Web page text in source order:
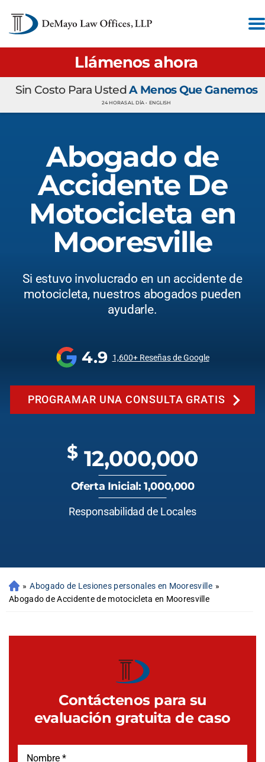
Llámenos ahora
Sin Costo Para UstedA Menos Que Ganemos
24 HORAS AL DÍA • ENGLISH
Abogado de
Accidente De
Motocicleta en
Mooresville
Si estuvo involucrado en un accidente de
motocicleta, nuestros abogados pueden
ayudarle.
4.9 1,600+ Reseñas de Google
PROGRAMAR UNA CONSULTA GRATIS
$ 12,000,000
Oferta Inicial: 1,000,000
Responsabilidad de Locales
» Abogado de Lesiones personales en Mooresville »
Abogado de Accidente de motocicleta en Mooresville
Contáctenos para su
evaluación gratuita de caso